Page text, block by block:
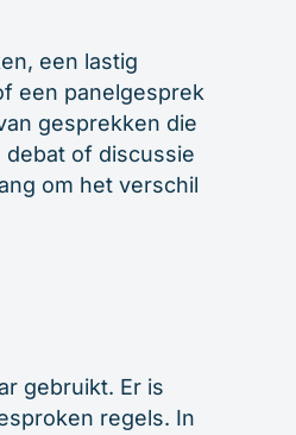
een lastig
een panelgesprek
gesprekken die
debat of discussie
om het verschil
gebruikt. Er is
regels. In